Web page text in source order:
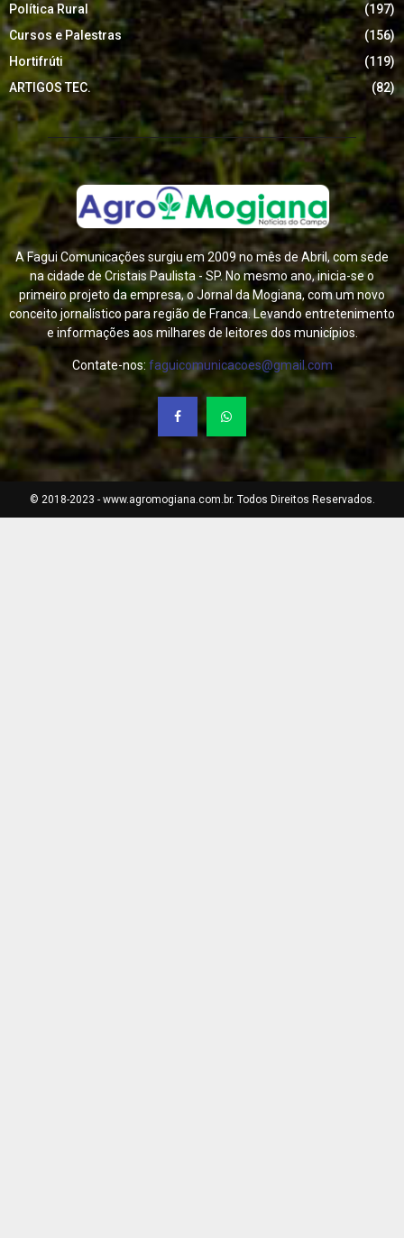
Política Rural
(197)
Cursos e Palestras
(156)
Hortifrúti
(119)
ARTIGOS TEC.
(82)
A Fagui Comunicações surgiu em 2009 no mês de Abril, com sede
na cidade de Cristais Paulista - SP. No mesmo ano, inicia-se o
primeiro projeto da empresa, o Jornal da Mogiana, com um novo
conceito jornalístico para região de Franca. Levando entretenimento
e informações aos milhares de leitores dos municípios.
Contate-nos: faguicomunicacoes@gmail.com
© 2018-2023 - www.agromogiana.com.br. Todos Direitos Reservados.